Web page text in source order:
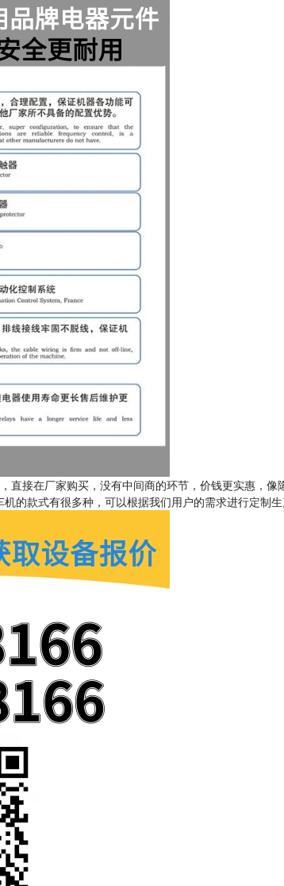
接在厂家购买，没有中间商的环节，价钱更实惠，像
的款式有很多种，可以根据我们用户的需求进行定制生